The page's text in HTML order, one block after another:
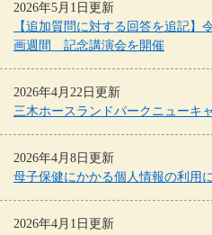
2026年5月1日更新
【追加質問に対する回答を追記
画週間 記念講演会を開催
2026年4月22日更新
三木ホースランドパークニューキ
2026年4月8日更新
母子保健にかかる個人情報の利用
2026年4月1日更新